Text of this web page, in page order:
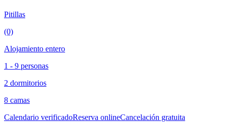
Pitillas
(0)
Alojamiento entero
1 - 9 personas
2 dormitorios
8 camas
Calendario verificadoReserva onlineCancelación gratuita